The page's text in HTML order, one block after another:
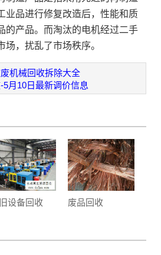
业品进行修复改造后，性能和质
的产品。而淘汰的电机经过二手
，扰乱了市场秩序。
机械回收拆除大全
5月10日最新调价信息
设备回收 废品回收